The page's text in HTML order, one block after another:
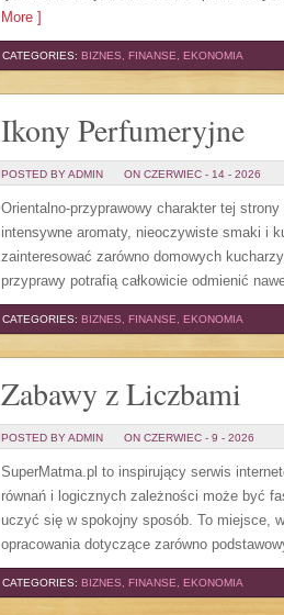
More ]
CATEGORIES: BIZNES, FINANSE, EKONOMIA
Ikony Perfumeryjne
POSTED BY ADMIN ON CZERWIEC - 14 - 2026
Orientalno-przyprawowy charakter tej
intensywne aromaty, nieoczywiste smaki i
zainteresować zarówno domowych
przyprawy potrafią całkowicie odmienić
CATEGORIES: BIZNES, FINANSE, EKONOMIA
Zabawy z Liczbami
POSTED BY ADMIN ON CZERWIEC - 9 - 2026
SuperMatma.pl to inspirujący serwis
równań i logicznych zależności może być
uczyć się w spokojny sposób. To miejsce,
opracowania dotyczące zarówno
CATEGORIES: BIZNES, FINANSE, EKONOMIA